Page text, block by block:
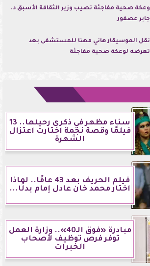
وعكة صحية مفاجئة تصيب وزير الثقافة الأسبق د.
جابر عصفور
نقل الموسيقار هاني مهنا للمستشفى بعد
تعرضه لوعكة صحية مفاجئة
سناء مظهر في ذكرى رحيلها.. 13
فيلمًا وقصة نجمة اختارت اعتزال
الشهرة
فيلم الحريف بعد 43 عامًا.. لماذا
اختار محمد خان عادل إمام بدلًا...
مبادرة «فوق الـ40».. وزارة العمل
توفر فرص توظيف لأصحاب
الخبرات